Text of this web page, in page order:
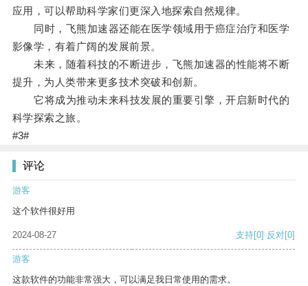
应用，可以帮助科学家们更深入地探索自然规律。
同时，飞熊加速器还能在医学领域用于癌症治疗和医学
影像学，有着广阔的发展前景。
未来，随着科技的不断进步，飞熊加速器的性能将不断
提升，为人类带来更多技术突破和创新。
它将成为推动未来科技发展的重要引擎，开启新时代的
科学探索之旅。
#3#
评论
游客
这个软件很好用
2024-08-27 支持[0] 反对[0]
游客
这款软件的功能非常强大，可以满足我日常使用的需求。